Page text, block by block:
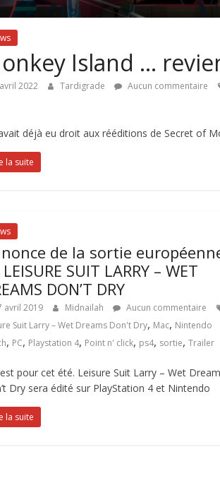
Island …
2022 Tardigrade Aucun commentaire
déjà eu droit aux rééditions de Secret of
la suite
de la sortie
SUIT LARRY – WET
DON’T DRY
avril 2019 Midnailah
Aucun commentaire
Suit Larry – Wet Dreams Don't Dry, Mac, Nintendo
, PC, Playstation 4, Point n' click, ps4, sortie, Trailer
pour cet été. Leisure Suit Larry – Wet
Dry sera édité sur PlayStation 4 et Nintendo
la suite